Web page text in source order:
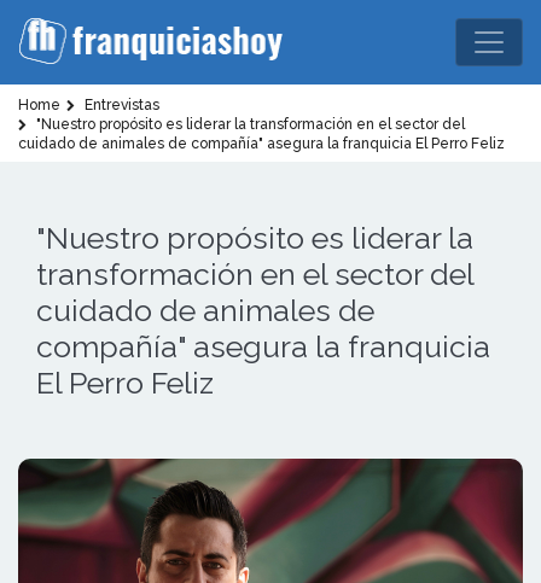
Home
Entrevistas
"Nuestro propósito es liderar la transformación en el sector del
cuidado de animales de compañía" asegura la franquicia El Perro Feliz
"Nuestro propósito es liderar la
transformación en el sector del
cuidado de animales de
compañía" asegura la franquicia
El Perro Feliz